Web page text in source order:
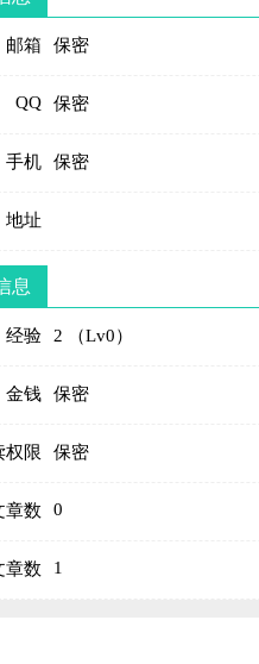
邮箱 保密
QQ 保密
手机 保密
地址
息
经验 2 （Lv0）
金钱 保密
权限 保密
章数 0
章数 1